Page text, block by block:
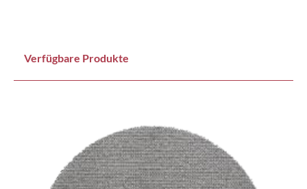
Verfügbare Produkte